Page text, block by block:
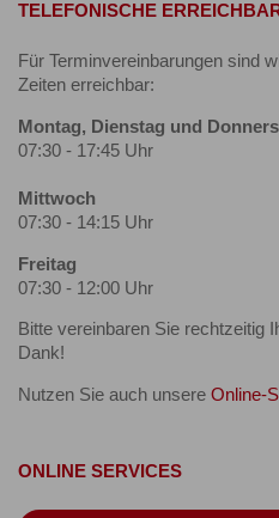
TELEFONISCHE
Für Terminvereinbarungen sind
Zeiten erreichbar:
Montag, Dienstag und
07:30 - 17:45 Uhr
Mittwoch
07:30 - 14:15 Uhr
Freitag
07:30 - 12:00 Uhr
Bitte vereinbaren Sie rechtzeitig
Dank!
Nutzen Sie auch unsere Online-
ONLINE SERVICES